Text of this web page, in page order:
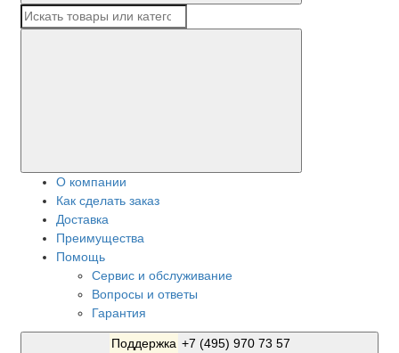
О компании
Как сделать заказ
Доставка
Преимущества
Помощь
Сервис и обслуживание
Вопросы и ответы
Гарантия
Поддержка